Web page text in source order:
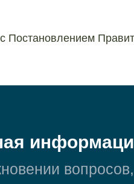
с Постановлением